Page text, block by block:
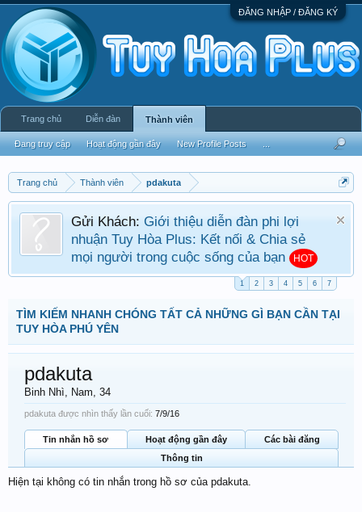
ĐĂNG NHẬP / ĐĂNG KÝ
Trang chủ Thành viên pdakuta
Gửi Khách: Giới thiệu diễn đàn phi lợi
nhuận Tuy Hòa Plus: Kết nối & Chia sẻ
mọi người trong cuộc sống của bạn
HOT
1 2 3 4 5 6 7
TÌM KIẾM NHANH CHÓNG TẤT CẢ NHỮNG GÌ BẠN CẦN TẠI
TUY HÒA PHÚ YÊN
pdakuta
Binh Nhì, Nam, 34
pdakuta được nhìn thấy lần cuối: 7/9/16
Tin nhắn hồ sơ Hoạt động gần đây
Các bài đăng
Thông tin
Hiện tại không có tin nhắn trong hồ sơ của pdakuta.
Trang chủ Diễn đàn Thành viên
Đang truy cập Hoạt động gần đây New Profile Posts ...